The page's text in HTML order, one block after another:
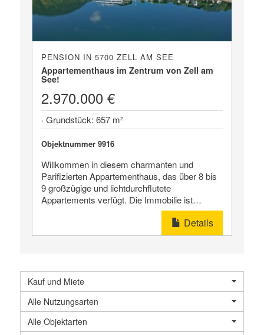
PENSION IN 5700 ZELL AM SEE
Appartementhaus im Zentrum von Zell am
See!
2.970.000 €
· Grundstück: 657 m²
Objektnummer 9916
Willkommen in diesem charmanten und
Parifizierten Appartementhaus, das über 8 bis
9 großzügige und lichtdurchflutete
Appartements verfügt. Die Immobilie ist…
Details
Kauf und Miete
Alle Nutzungsarten
Alle Objektarten